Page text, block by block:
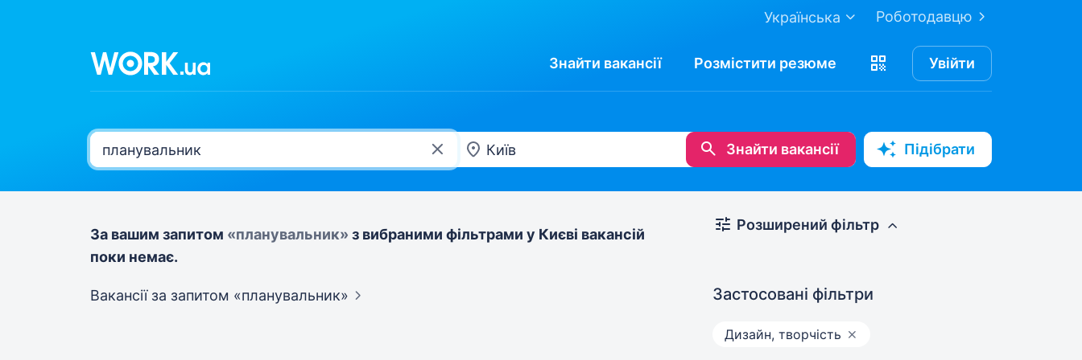
Роботодавцю
Українська
Знайти вакансії Розмістити резюме Увійти
Знайти вакансії Підібрати
За вашим запитом «планувальник» з вибраними фільтрами у Києві вакансій
поки немає.
Вакансії за запитом «планувальник»
Розширений фільтр
Застосовані фільтри
Дизайн, творчість